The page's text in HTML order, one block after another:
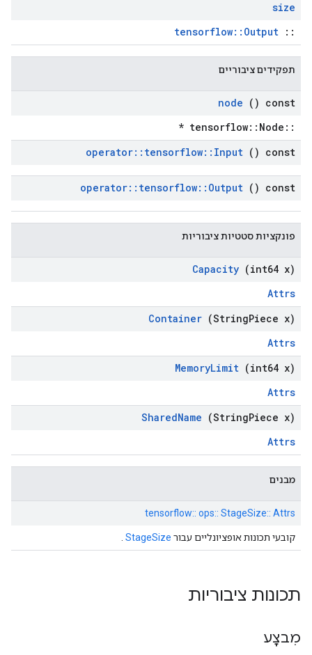
size
::
tensorflow::Output
תפקידים ציבוריים
node () const
::tensorflow::Node *
operator:: tensorflow:: Input () const
operator:: tensorflow:: Output () const
פונקציות סטטיות ציבוריות
Capacity (int64 x)
Attrs
Container (StringPiece x)
Attrs
MemoryLimit (int64 x)
Attrs
SharedName (StringPiece x)
Attrs
מבנים
tensorflow:: ops:: StageSize:: Attrs
קובעי תכונות אופציונליים עבור StageSize
תכונות ציבוריות
מִבצָע